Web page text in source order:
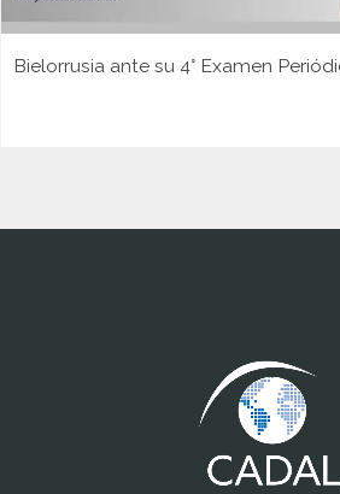
Bielorrusia ante su 4° Examen